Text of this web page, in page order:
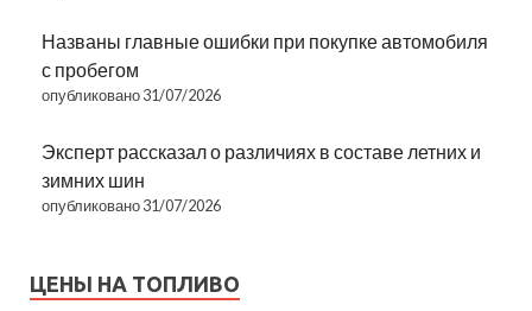
Названы главные ошибки при покупке автомобиля
с пробегом
опубликовано 31/07/2026
Эксперт рассказал о различиях в составе летних и
зимних шин
опубликовано 31/07/2026
ЦЕНЫ НА ТОПЛИВО